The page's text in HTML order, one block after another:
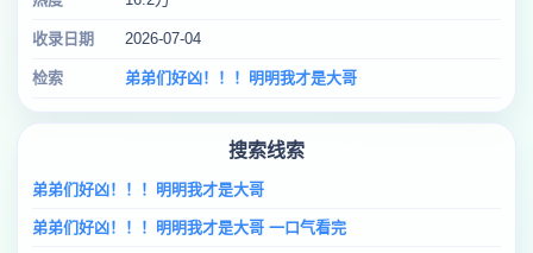
收录日期 2026-07-04
检索 弟弟们好凶！！！明明我才是大哥
搜索线索
弟弟们好凶！！！明明我才是大哥
弟弟们好凶！！！明明我才是大哥 一口气看完